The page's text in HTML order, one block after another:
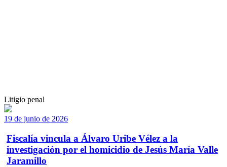
Litigio penal
19 de junio de 2026
Fiscalía vincula a Álvaro Uribe Vélez a la
investigación por el homicidio de Jesús María Valle
Jaramillo